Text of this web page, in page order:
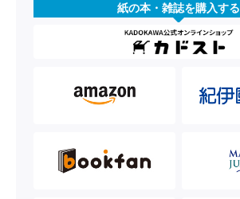
紙の本・雑誌を購入する